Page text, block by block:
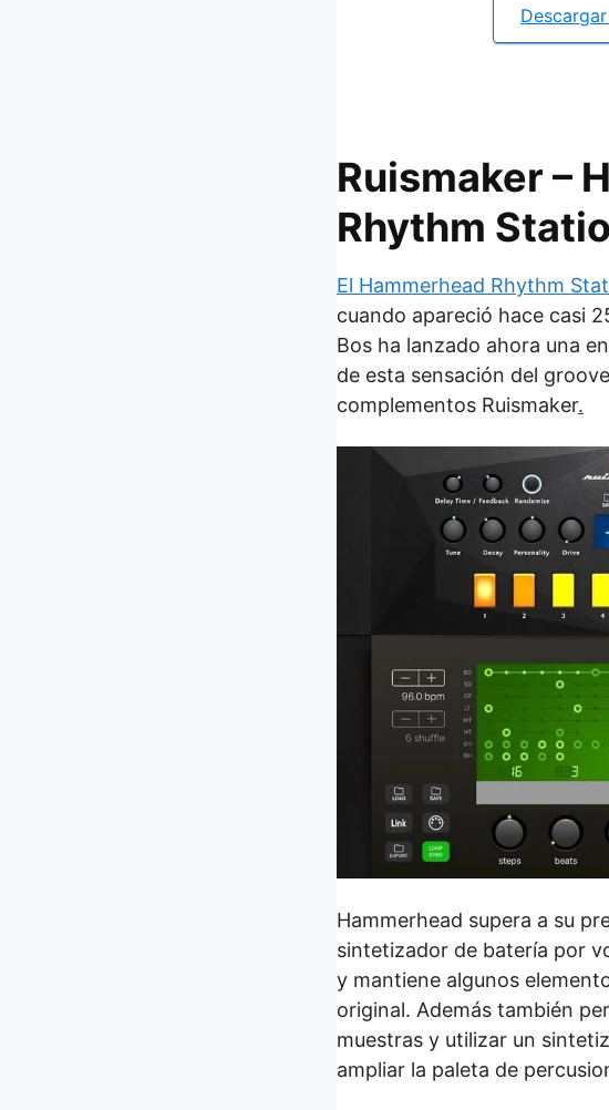
Ruismaker –
Rhythm
El Hammerhead Rhythm
cuando apareció hace casi
Bos ha lanzado ahora una
de esta sensación del
complementos Ruismaker.
Hammerhead supera a su
sintetizador de batería por
y mantiene algunos
original. Además también
muestras y utilizar un
ampliar la paleta de